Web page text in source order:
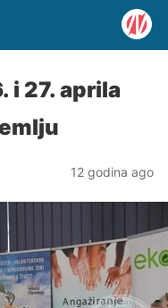
i 27. aprila
12 godina ago